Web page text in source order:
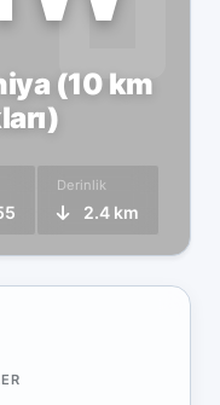
(10 km
Derinlik
2.4 km